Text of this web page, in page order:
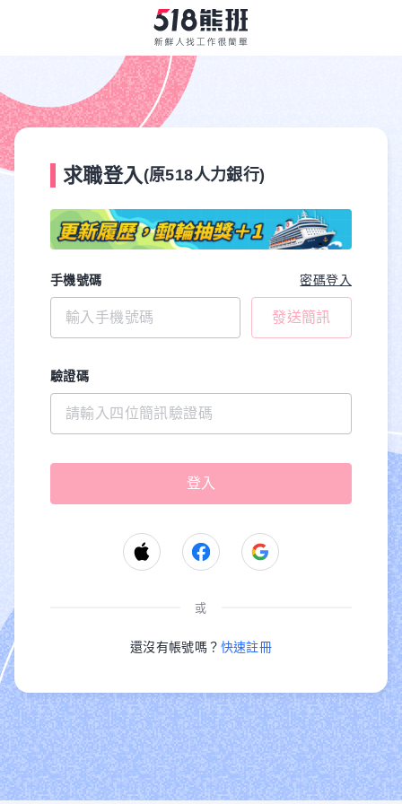
求職登入 (原518人力銀行)
手機號碼 密碼登入
發送簡訊
驗證碼
或
還沒有帳號嗎？ 快速註冊